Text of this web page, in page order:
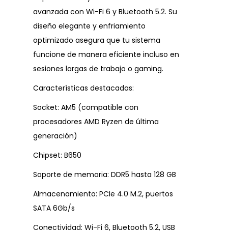
avanzada con Wi-Fi 6 y Bluetooth 5.2. Su
diseño elegante y enfriamiento
optimizado asegura que tu sistema
funcione de manera eficiente incluso en
sesiones largas de trabajo o gaming.
Características destacadas:
Socket: AM5 (compatible con
procesadores AMD Ryzen de última
generación)
Chipset: B650
Soporte de memoria: DDR5 hasta 128 GB
Almacenamiento: PCIe 4.0 M.2, puertos
SATA 6Gb/s
Conectividad: Wi-Fi 6, Bluetooth 5.2, USB